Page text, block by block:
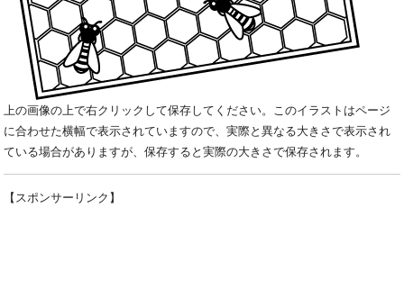
上の画像の上で右クリックして保存してください。このイラストはページ
に合わせた横幅で表示されていますので、実際と異なる大きさで表示され
ている場合がありますが、保存すると実際の大きさで保存されます。
【スポンサーリンク】